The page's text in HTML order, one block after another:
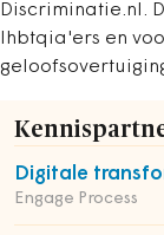
Discriminatie.nl.
lhbtqia'ers en
Digitale
Engage Process